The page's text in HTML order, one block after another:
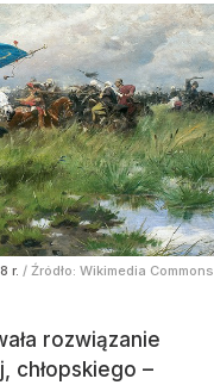
r. / Źródło: Wikimedia Commons
rozwiązanie
chłopskiego –